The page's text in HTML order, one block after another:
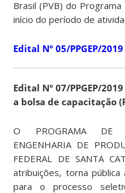
Brasil (PVB) do Programa
início do período de
Edital Nº 05/PPGEP/2019
Edital Nº 07/PPGEP/
a bolsa de capacitação
O PROGRAMA DE
ENGENHARIA DE
FEDERAL DE SANTA
atribuições, torna
para o processo